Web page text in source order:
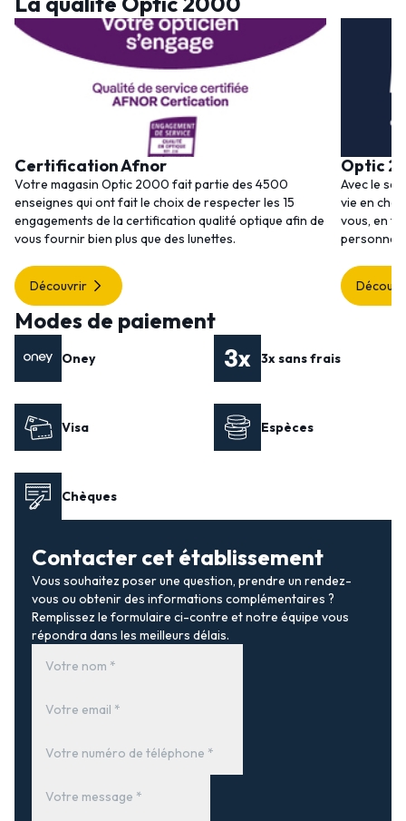
Certification Afnor
Votre magasin Optic 2000 fait partie des 4500
enseignes qui ont fait le choix de respecter les 15
engagements de la certification qualité optique afin de
vous fournir bien plus que des lunettes.
Découvrir
Optic
Avec le
vie en
vous, en
Modes de paiement
Oney 3x sans frais
Visa Espèces
Chèques
Contacter cet établissement
Vous souhaitez poser une question, prendre un rendez-
vous ou obtenir des informations complémentaires ?
Remplissez le formulaire ci-contre et notre équipe vous
répondra dans les meilleurs délais.